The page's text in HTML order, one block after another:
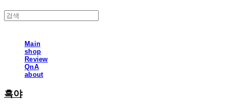
Main
shop
Review
QnA
about
흑야